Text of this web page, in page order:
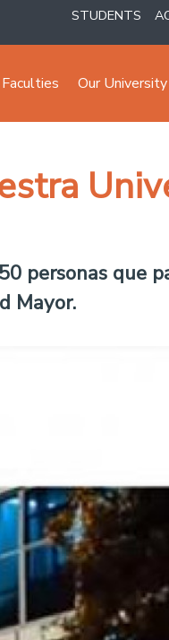
STUDENTS
Faculties Our University
personas que
Mayor.